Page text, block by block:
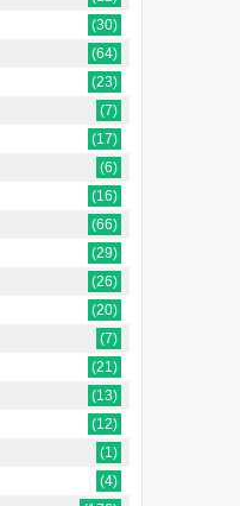
(30)
(64)
(23)
(7)
(17)
(6)
(16)
(66)
(29)
(26)
(20)
(7)
(21)
(13)
(12)
(1)
(4)